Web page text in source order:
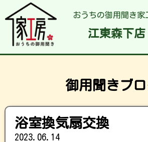
おうちの御用聞き家
江東森下店
御用聞きブ
浴室換気扇交換
2023.06.14